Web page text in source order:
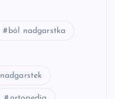
ból nadgarstka
nadgarstek